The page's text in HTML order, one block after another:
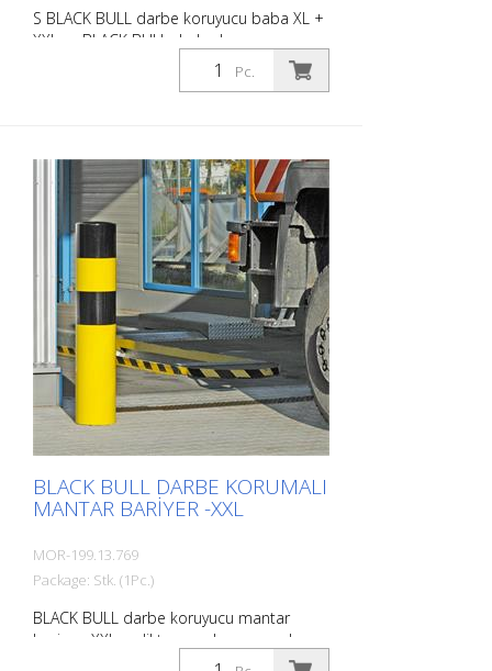
S BLACK BULL darbe koruyucu baba XL +
XXL ve BLACK BULL darbe koruyucu
braket XL için 16/140 mm delikli dübel.
Beton zeminlerde direkleri, darbe
Pc.
BLACK BULL DARBE KORUMALI
MANTAR BARIYER -XXL
MOR-199.13.769
Package: Stk. (1Pc.)
BLACK BULL darbe koruyucu mantar
bariyer -XXL- çelikten yapılmış, gevşek
kapaklı, sıcak daldırma galvanizli ve